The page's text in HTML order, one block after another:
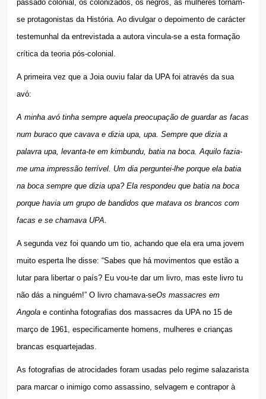
passado colonial, os colonizados, os negros, as mulheres tornam-
se protagonistas da História. Ao divulgar o depoimento de carácter
testemunhal da entrevistada a autora vincula-se a esta formação
crítica da teoria pós-colonial.
A primeira vez que a Joia ouviu falar da UPA foi através da sua
avó:
A minha avó tinha sempre aquela preocupação de guardar as facas
num buraco que cavava e dizia upa, upa. Sempre que dizia a
palavra upa, levanta-te em kimbundu, batia na boca. Aquilo fazia-
me uma impressão terrível. Um dia perguntei-lhe porque ela batia
na boca sempre que dizia upa? Ela respondeu que batia na boca
porque havia um grupo de bandidos que matava os brancos com
facas e se chamava UPA.
A segunda vez foi quando um tio, achando que ela era uma jovem
muito esperta lhe disse: “Sabes que há movimentos que estão a
lutar para libertar o país? Eu vou-te dar um livro, mas este livro tu
não dás a ninguém!” O livro chamava-seOs massacres em
Angola e continha fotografias dos massacres da UPA no 15 de
março de 1961, especificamente homens, mulheres e crianças
brancas esquartejadas.
As fotografias de atrocidades foram usadas pelo regime salazarista
para marcar o inimigo como assassino, selvagem e contrapor à